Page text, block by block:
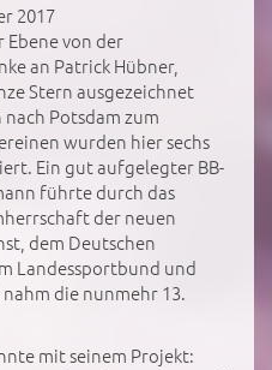
2017
von der
an Patrick Hübner,
Stern ausgezeichnet
Potsdam zum
wurden hier sechs
Ein gut aufgelegter BB-
führte durch das
der neuen
dem Deutschen
Landessportbund und
die nunmehr 13.
mit seinem Projekt: